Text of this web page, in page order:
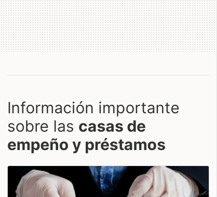
Información importante
sobre las casas de
empeño y préstamos